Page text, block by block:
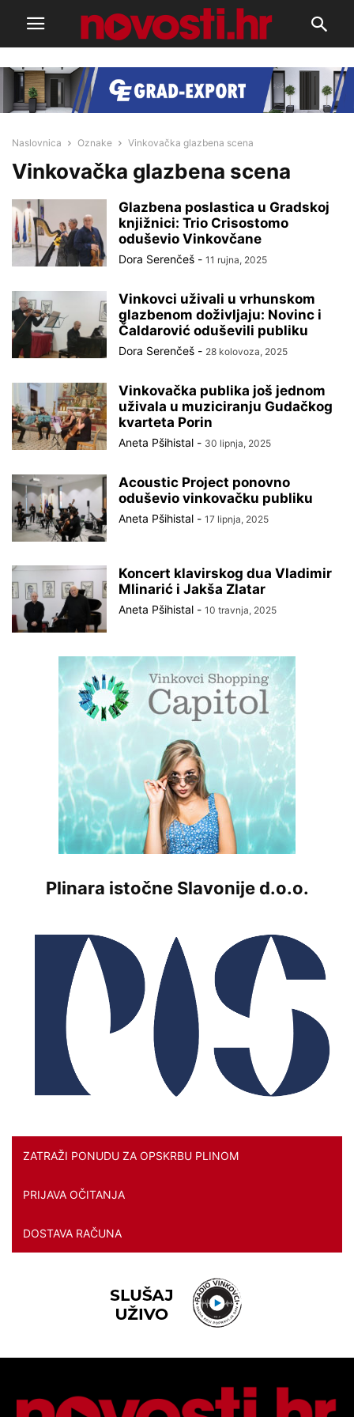
Naslovnica Oznake Vinkovačka glazbena scena
Vinkovačka glazbena scena
Glazbena poslastica u Gradskoj
knjižnici: Trio Crisostomo
oduševio Vinkovčane
Dora Serenčeš - 11 rujna, 2025
Vinkovci uživali u vrhunskom
glazbenom doživljaju: Novinc i
Čaldarović oduševili publiku
Dora Serenčeš - 28 kolovoza, 2025
Vinkovačka publika još jednom
uživala u muziciranju Gudačkog
kvarteta Porin
Aneta Pšihistal - 30 lipnja, 2025
Acoustic Project ponovno
oduševio vinkovačku publiku
Aneta Pšihistal - 17 lipnja, 2025
Koncert klavirskog dua Vladimir
Mlinarić i Jakša Zlatar
Aneta Pšihistal - 10 travnja, 2025
Plinara istočne Slavonije d.o.o.
ZATRAŽI PONUDU ZA OPSKRBU PLINOM
PRIJAVA OČITANJA
DOSTAVA RAČUNA